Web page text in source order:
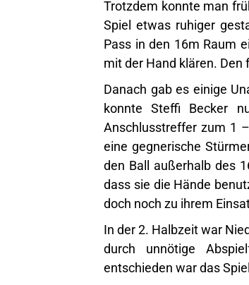
Trotzdem konnte man
Spiel etwas ruhiger
Pass in den 16m Raum
mit der Hand klären.
Danach gab es einige
konnte Steffi Becker
Anschlusstreffer zum 1
eine gegnerische
den Ball außerhalb des
dass sie die Hände
doch noch zu ihrem
In der 2. Halbzeit war
durch unnötige
entschieden war das